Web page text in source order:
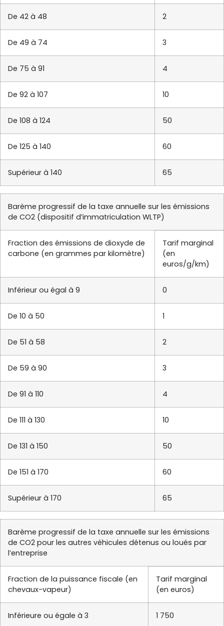
De 42 à 48 2
De 49 à 74 3
De 75 à 91 4
De 92 à 107 10
De 108 à 124 50
De 125 à 140 60
Supérieur à 140 65
Barème progressif de la taxe annuelle sur les émissions
de CO2 (dispositif d’immatriculation WLTP)
Fraction des émissions de dioxyde de
carbone (en grammes par kilomètre)
Tarif marginal
(en
euros/g/km)
Inférieur ou égal à 9 0
De 10 à 50 1
De 51 à 58 2
De 59 à 90 3
De 91 à 110 4
De 111 à 130 10
De 131 à 150 50
De 151 à 170 60
Supérieur à 170 65
Barème progressif de la taxe annuelle sur les émissions
de CO2 pour les autres véhicules détenus ou loués par
l’entreprise
Fraction de la puissance fiscale (en
chevaux-vapeur)
Tarif marginal
(en euros)
Inférieure ou égale à 3 1 750